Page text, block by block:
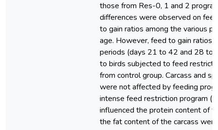
those from Res-0, 1 and 2
differences were observed on
to gain ratios among the various
age. However, feed to gain ratios
periods (days 21 to 42 and 28 to
to birds subjected to feed
from control group. Carcass and
were not affected by feeding
intense feed restriction program
influenced the protein content of
the fat content of the carcass